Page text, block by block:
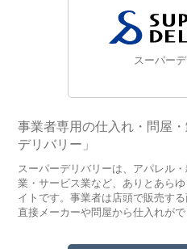
スーパー
事業者専用の仕入れ・問屋
デリバリー」
スーパーデリバリーは、アパレル
業・サービス業など、ありとあら
イトです。事業者は店頭で販売す
直接メーカーや問屋から仕入れがで